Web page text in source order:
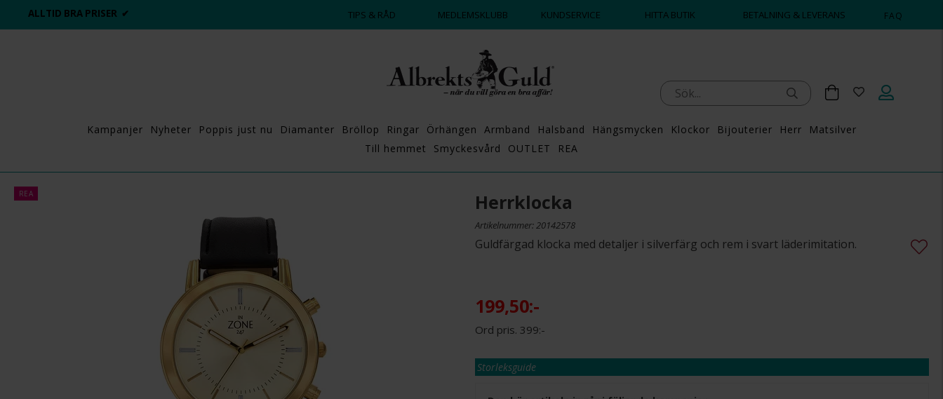
ALLTID BRA PRISER ✔ DAGS ATT POPPA?
TIPS & RÅD MEDLEMSKLUBB KUNDSERVICE HITTA BUTIK BETALNING & LEVERANS FAQ
Kampanjer Nyheter Poppis just nu Diamanter Bröllop Ringar Örhängen Armband Halsband Hängsmycken Klockor Bijouterier Herr
Matsilver
Till hemmet
Smyckesvård OUTLET REA
REA Herrklocka
Artikelnummer: 20142578
Guldfärgad klocka med detaljer i silverfärg och rem i svart läderimitation.
199,50:-
399:-
Storleksguide